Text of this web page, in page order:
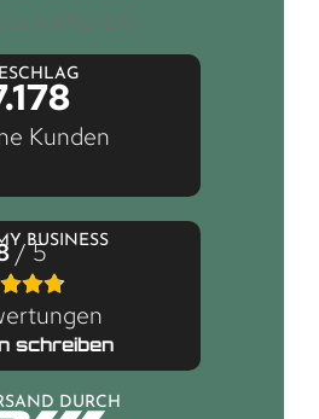
Kunden
BUSINESS
/ 5
schreiben
DURCH